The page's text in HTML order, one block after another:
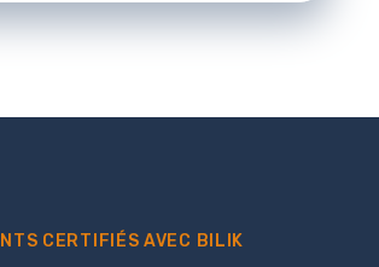
CERTIFIÉS AVEC BILIK